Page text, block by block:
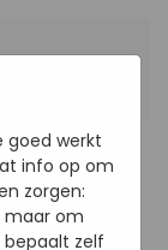
goed werkt
info op om
zorgen:
om
bepaalt zelf